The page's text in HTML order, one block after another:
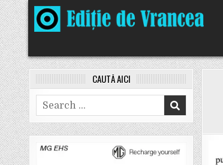
Skip
to
content
CAUTĂ AICI
Search
for: